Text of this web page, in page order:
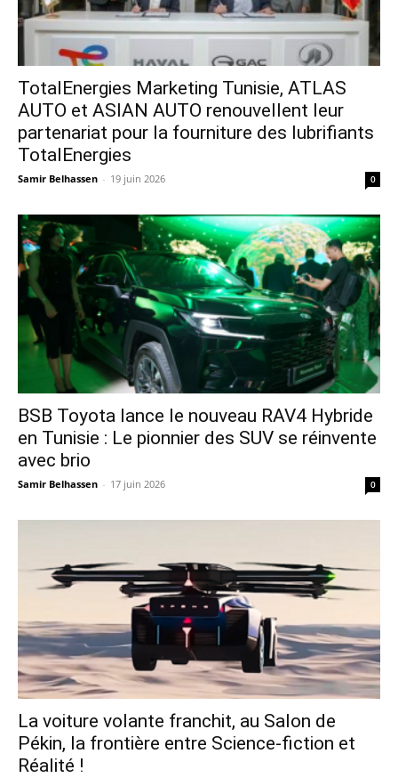
TotalEnergies Marketing Tunisie, ATLAS
AUTO et ASIAN AUTO renouvellent leur
partenariat pour la fourniture des lubrifiants
TotalEnergies
Samir Belhassen - 19 juin 2026 0
​BSB Toyota lance le nouveau RAV4 Hybride
en Tunisie : Le pionnier des SUV se réinvente
avec brio
Samir Belhassen - 17 juin 2026 0
La voiture volante franchit, au Salon de
Pékin, la frontière entre Science-fiction et
Réalité !